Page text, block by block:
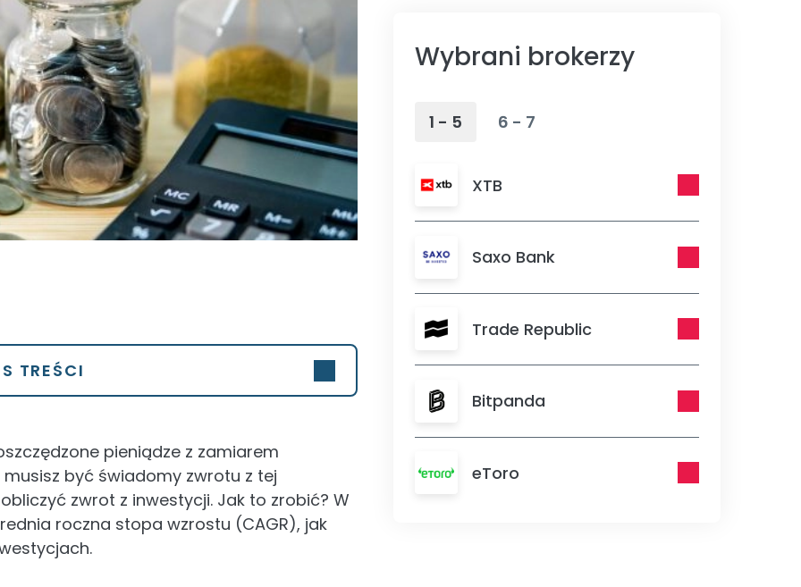
TREŚCI
pieniądze z zamiarem
być świadomy zwrotu z tej
zwrot z inwestycji. Jak to zrobić? W
roczna stopa wzrostu (CAGR), jak
Wybrani brokerzy
1 - 5 6 - 7
XTB
Saxo Bank
Trade Republic
Bitpanda
eToro